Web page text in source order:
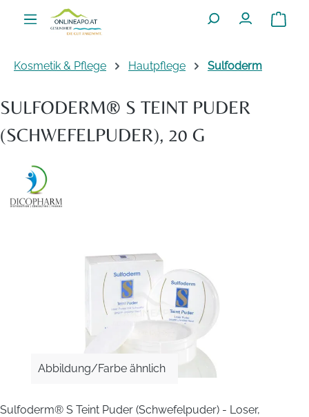
Zum Hauptinhalt springen
Kosmetik & Pflege Hautpflege Sulfoderm
SULFODERM® S TEINT PUDER
(SCHWEFELPUDER), 20 G
Abbildung/Farbe ähnlich
Sulfoderm® S Teint Puder (Schwefelpuder) - Loser,